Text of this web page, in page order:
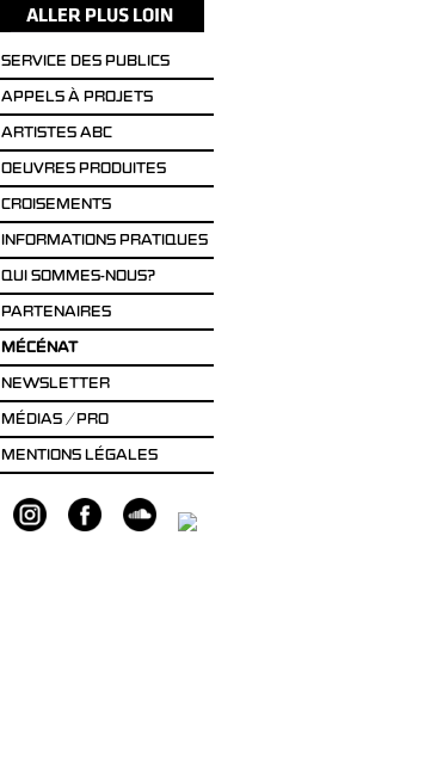
SERVICE DES PUBLICS
APPELS À PROJETS
ARTISTES ABC
OEUVRES PRODUITES
CROISEMENTS
INFORMATIONS PRATIQUES
QUI SOMMES-NOUS?
PARTENAIRES
MÉCÉNAT
NEWSLETTER
MÉDIAS / PRO
MENTIONS LÉGALES